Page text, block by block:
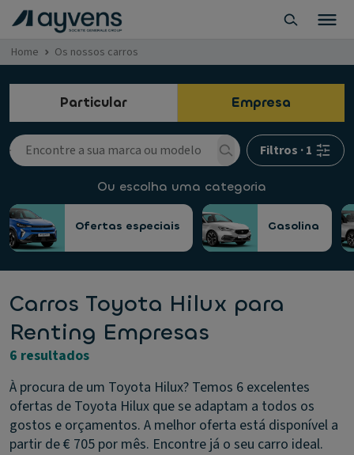
Home Os nossos carros
Particular Empresa
Filtros ·1
Ou escolha uma categoria
Ofertas especiais Gasolina
Carros Toyota Hilux para
Renting Empresas
6 resultados
À procura de um Toyota Hilux? Temos 6 excelentes
ofertas de Toyota Hilux que se adaptam a todos os
gostos e orçamentos. A melhor oferta está disponível a
partir de € 705 por mês. Encontre já o seu carro ideal.